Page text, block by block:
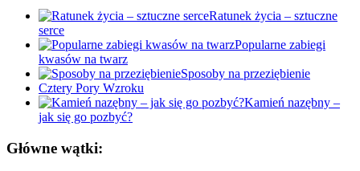
Ratunek życia – sztuczne
serce
Popularne zabiegi
kwasów na twarz
Sposoby na przeziębienie
Cztery Pory Wzroku
Kamień nazębny –
jak się go pozbyć?
Główne wątki: